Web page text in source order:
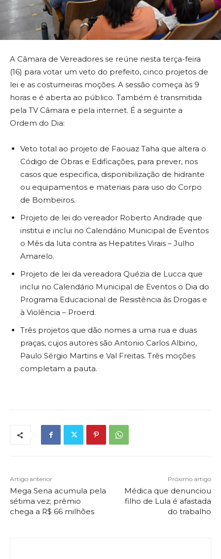
A Câmara de Vereadores se reúne nesta terça-feira
(16) para votar um veto do prefeito, cinco projetos de
lei e as costumeiras moções. A sessão começa às 9
horas e é aberta ao público. Também é transmitida
pela TV Câmara e pela internet. É a seguinte a
Ordem do Dia:
Veto total ao projeto de Faouaz Taha que altera o
Código de Obras e Edificações, para prever, nos
casos que especifica, disponibilização de hidrante
ou equipamentos e materiais para uso do Corpo
de Bombeiros.
Projeto de lei do vereador Roberto Andrade que
institui e inclui no Calendário Municipal de Eventos
o Mês da luta contra as Hepatites Virais – Julho
Amarelo.
Projeto de lei da vereadora Quézia de Lucca que
inclui no Calendário Municipal de Eventos o Dia do
Programa Educacional de Resistência às Drogas e
à Violência – Proerd.
Três projetos que dão nomes a uma rua e duas
praças, cujos autores são Antonio Carlos Albino,
Paulo Sérgio Martins e Val Freitas. Três moções
completam a pauta.
Artigo anterior
Mega Sena acumula pela
sétima vez; prêmio
chega a R$ 66 milhões
Próximo artigo
Médica que denunciou
filho de Lula é afastada
do trabalho